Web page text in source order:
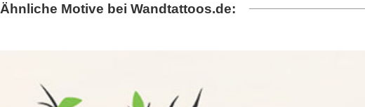
Ähnliche Motive bei Wandtattoos.de: